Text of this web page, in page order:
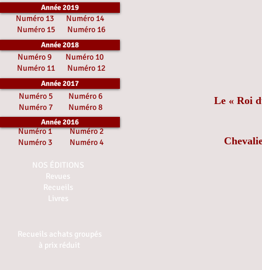
Le « Roi
Année 2019
Numéro 13 Numéro 14
Numéro 15 Numéro 16
Année 2018
Numéro 9 Numéro 10
Numéro 11 Numéro 12
Année 2017
Numéro 5 Numéro 6
Numéro 7 Numéro 8
Année 2016
Numéro 1Numéro 2
Numéro 3 Numéro 4
NOS ÉDITIONS
Revues
Recueils
Livres
Recueils achats groupés
à prix réduit